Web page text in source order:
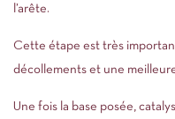
l’arête.
Cette étape est très
décollements et une
Une fois la base posée,